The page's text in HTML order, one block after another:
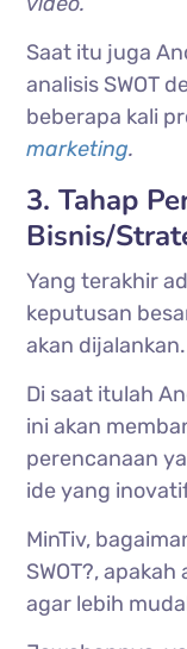
Saat itu juga
analisis SWOT
beberapa kali
marketing.
3. Tahap
Bisnis/
Yang terakhir
keputusan
akan dijalankan.
Di saat itulah
ini akan
perencanaan
ide yang
MinTiv,
SWOT?,
agar lebih